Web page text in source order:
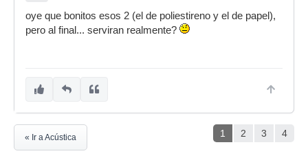
oye que bonitos esos 2 (el de poliestireno y el de papel),
pero al final... serviran realmente?
1 2 3 4
« Ir a Acústica